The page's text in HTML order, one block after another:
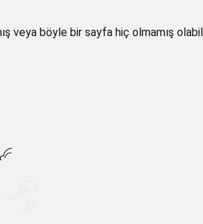
veya böyle bir sayfa hiç olmamış